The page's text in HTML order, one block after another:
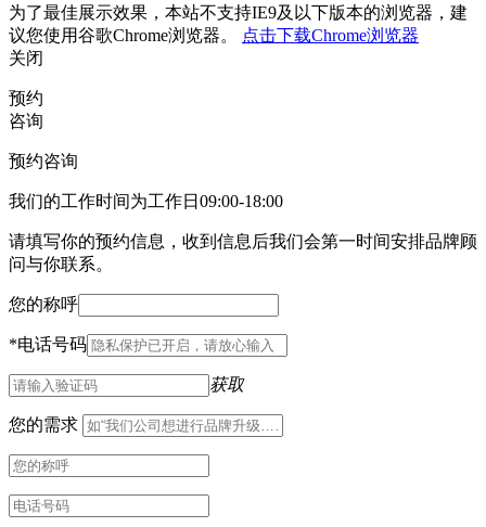
为了最佳展示效果，本站不支持IE9及以下版本的浏览器，建
议您使用谷歌Chrome浏览器。
点击下载Chrome浏览器
关闭
预约
咨询
预约咨询
我们的工作时间为工作日09:00-18:00
请填写你的预约信息，收到信息后我们会第一时间安排品牌顾
问与你联系。
您的称呼
*电话号码
获取
您的需求